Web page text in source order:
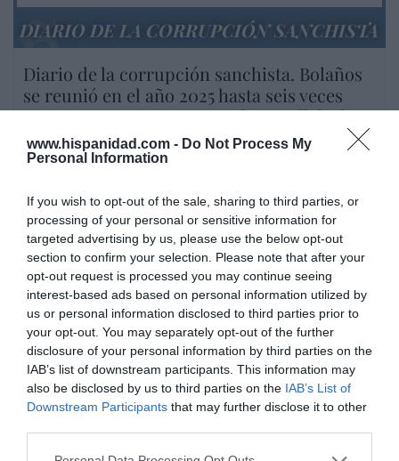
www.hispanidad.com - Do Not Process My
Personal Information
If you wish to opt-out of the sale, sharing to third parties, or
processing of your personal or sensitive information for
targeted advertising by us, please use the below opt-out
section to confirm your selection. Please note that after your
opt-out request is processed you may continue seeing
interest-based ads based on personal information utilized by
us or personal information disclosed to third parties prior to
your opt-out. You may separately opt-out of the further
disclosure of your personal information by third parties on the
IAB’s list of downstream participants. This information may
also be disclosed by us to third parties on the IAB’s List of
Downstream Participants that may further disclose it to other
DIARIO DE LA CORRUPCIÓN SANCHISTA
Diario de la corrupción sanchista. Bolaños
se reunió en el año 2025 hasta seis veces
con Zapatero, mientras se desarrollaba la
investigación judicial sobre la aerolínea
Plus Ultra
Artículos anteriores
Opinión
Enormes minucias
por Eulogio López